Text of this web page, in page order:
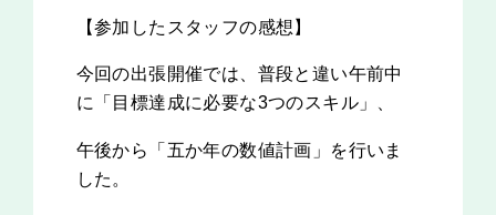
【参加したスタッフの感想】
今回の出張開催では、普段と違い午前中
に「目標達成に必要な3つのスキル」、
午後から「五か年の数値計画」を行いま
した。